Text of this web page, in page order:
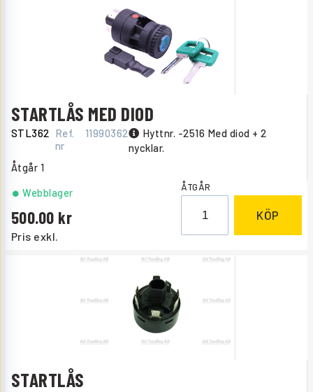
STARTLÅS MED DIOD
STL362 Ref.
nr
11990362
Hyttnr. -2516 Med diod + 2
nycklar.
Åtgår 1
Pris exkl.
500.00
Webblager ÅTGÅR
KÖP
STARTLÅS